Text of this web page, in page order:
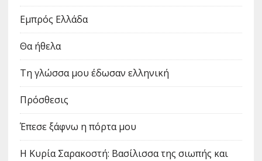
Εμπρός Ελλάδα
Θα ήθελα
Τη γλώσσα μου έδωσαν ελληνική
Πρόσθεσις
Έπεσε ξάφνω η πόρτα μου
Η Κυρία Σαρακοστή: Βασίλισσα της σιωπής και